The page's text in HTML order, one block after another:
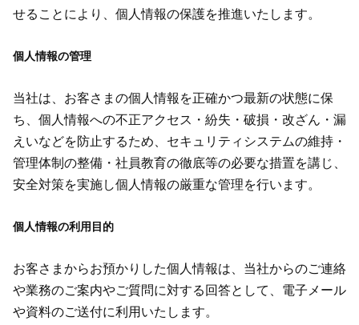
せることにより、個人情報の保護を推進いたします。
個人情報の管理
当社は、お客さまの個人情報を正確かつ最新の状態に保
ち、個人情報への不正アクセス・紛失・破損・改ざん・漏
えいなどを防止するため、セキュリティシステムの維持・
管理体制の整備・社員教育の徹底等の必要な措置を講じ、
安全対策を実施し個人情報の厳重な管理を行います。
個人情報の利用目的
お客さまからお預かりした個人情報は、当社からのご連絡
や業務のご案内やご質問に対する回答として、電子メール
や資料のご送付に利用いたします。